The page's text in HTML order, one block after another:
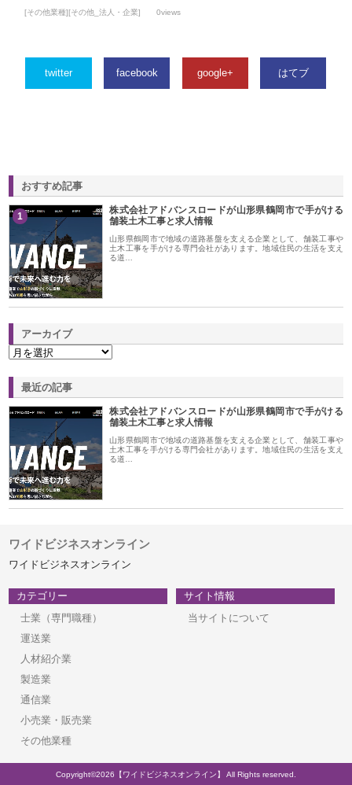
[その他業種][その他_法人・企業] 0views
twitter facebook google+ はてブ
おすすめ記事
1
株式会社アドバンスロードが山形県鶴岡市で手がける
舗装土木工事と求人情報
山形県鶴岡市で地域の道路基盤を支える企業として、舗装工事や
土木工事を手がける専門会社があります。地域住民の生活を支え
る道…
アーカイブ
最近の記事
株式会社アドバンスロードが山形県鶴岡市で手がける
舗装土木工事と求人情報
山形県鶴岡市で地域の道路基盤を支える企業として、舗装工事や
土木工事を手がける専門会社があります。地域住民の生活を支え
る道…
ワイドビジネスオンライン
ワイドビジネスオンライン
カテゴリー
士業（専門職種）
運送業
人材紹介業
製造業
通信業
小売業・販売業
その他業種
サイト情報
当サイトについて
Copyright©2026【ワイドビジネスオンライン】 All Rights reserved.